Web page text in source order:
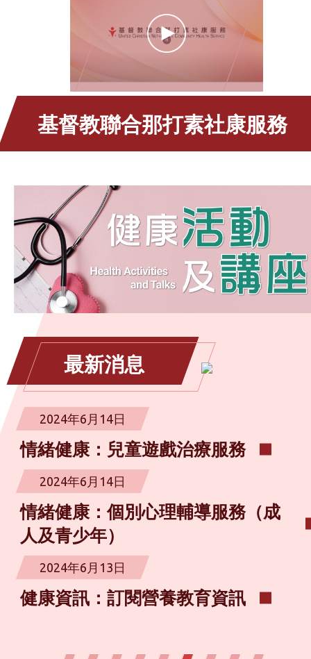
基督教聯合那打素社康服務
最新消息
2024年6月14日
情緒健康：兒童遊戲治療服務
2024年6月14日
情緒健康：個別心理輔導服務（成
人及青少年）
2024年6月13日
健康資訊：訂閱營養教育資訊